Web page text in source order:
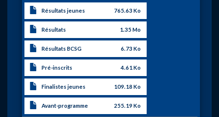
Résultats jeunes 765.63 Ko
Résultats 1.35 Mo
Résultats BCSG 6.73 Ko
Pré-inscrits 4.61 Ko
Finalistes jeunes 109.18 Ko
Avant-programme 255.19 Ko